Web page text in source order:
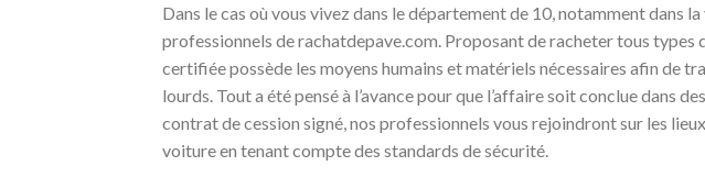
Dans le cas où vous vivez dans le département de 10, notamment dans
professionnels de rachatdepave.com. Proposant de racheter tous types
certifiée possède les moyens humains et matériels nécessaires afin de
lourds. Tout a été pensé à l’avance pour que l’affaire soit conclue dans
contrat de cession signé, nos professionnels vous rejoindront sur les
voiture en tenant compte des standards de sécurité.